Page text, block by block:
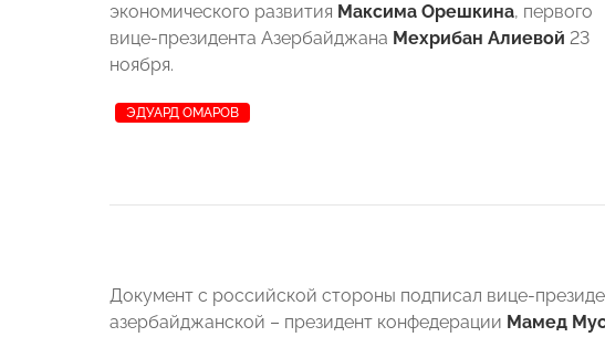
экономического развития Максима Орешкина, первого
вице-президента Азербайджана Мехрибан Алиевой 23
ноября.
ЭДУАРД ОМАРОВ
Документ с российской стороны подписал вице-
азербайджанской – президент конфедерации Мамед